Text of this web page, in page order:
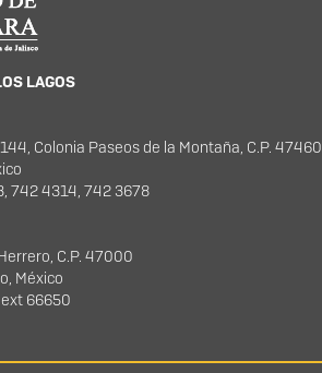
LAGOS
Colonia Paseos de la Montaña, C.P. 47460
742 4314, 742 3678
C.P. 47000
México
66650